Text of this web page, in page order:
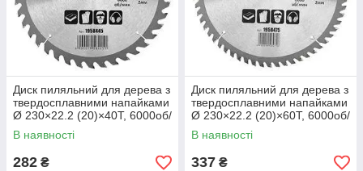
Диск пиляльний для дерева з
твердосплавними напайками
Ø 230×22.2 (20)×40Т, 6000об/
хв GRAD (1958445)
В наявності
282 ₴
Диск пиляльний для дерева з
твердосплавними напайками
Ø 230×22.2 (20)×60Т, 6000об/
хв GRAD (1958475)
В наявності
337 ₴